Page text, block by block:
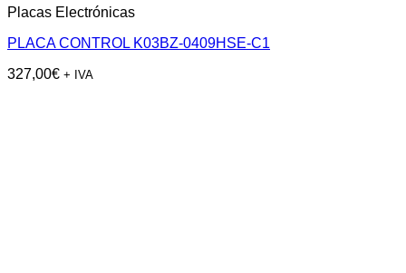
Placas Electrónicas
PLACA CONTROL K03BZ-0409HSE-C1
327,00€ + IVA